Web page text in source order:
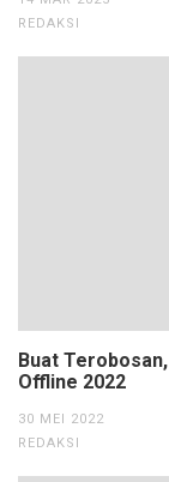
REDAKSI
Buat
Offline 2022
30 MEI 2022
REDAKSI